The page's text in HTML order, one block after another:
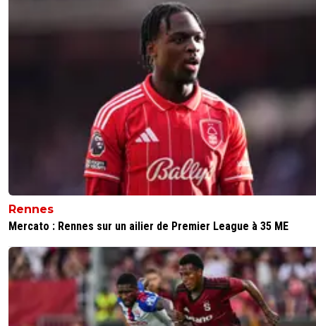
Rennes
Mercato : Rennes sur un ailier de Premier League à 35 ME